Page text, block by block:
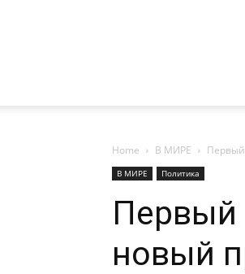
Home В МИРЕ
В МИРЕ Политика
Первый
новый